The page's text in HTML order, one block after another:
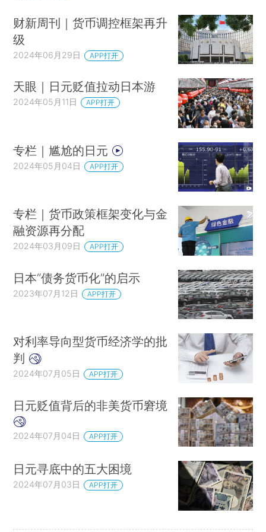
财新周刊｜货币调控框架再升
级
2024年06月29日 APP打开
天眼｜日元贬值拉动日本游
2024年05月11日 APP打开
专栏｜尴尬的日元
2024年05月04日 APP打开
专栏｜货币政策框架变化与金
融资源再分配
2024年03月09日 APP打开
日本“债务货币化”的启示
2023年07月12日 APP打开
对利率导向型货币经济学的批
判
2024年07月05日 APP打开
日元贬值背后的非美货币窘境
2024年07月04日 APP打开
日元寻底中的五大困境
2024年07月03日 APP打开